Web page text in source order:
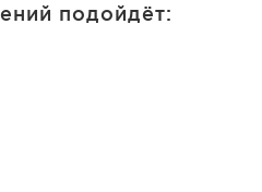
подойдёт: